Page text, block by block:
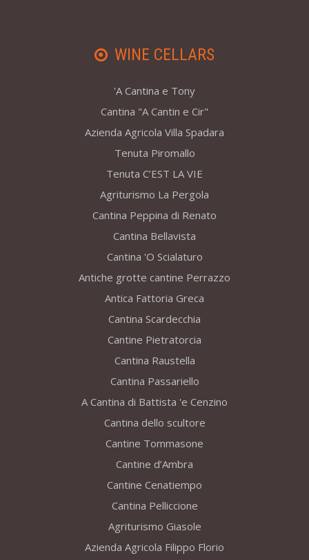
WINE CELLARS
'A Cantina e Tony
Cantina "A Cantin e Cir"
Azienda Agricola Villa Spadara
Tenuta Piromallo
Tenuta C’EST LA VIE
Agriturismo La Pergola
Cantina Peppina di Renato
Cantina Bellavista
Cantina 'O Scialaturo
Antiche grotte cantine Perrazzo
Antica Fattoria Greca
Cantina Scardecchia
Cantine Pietratorcia
Cantina Raustella
Cantina Passariello
A Cantina di Battista 'e Cenzino
Cantina dello scultore
Cantine Tommasone
Cantine d’Ambra
Cantine Cenatiempo
Cantina Pelliccione
Agriturismo Giasole
Azienda Agricola Filippo Florio